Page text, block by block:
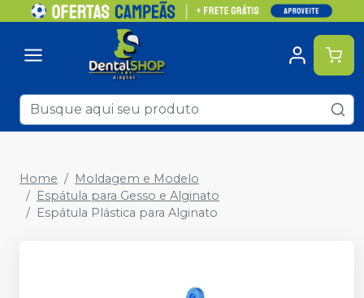
Home
Moldagem e Modelo
Espátula para Gesso e Alginato
Espátula Plástica para Alginato